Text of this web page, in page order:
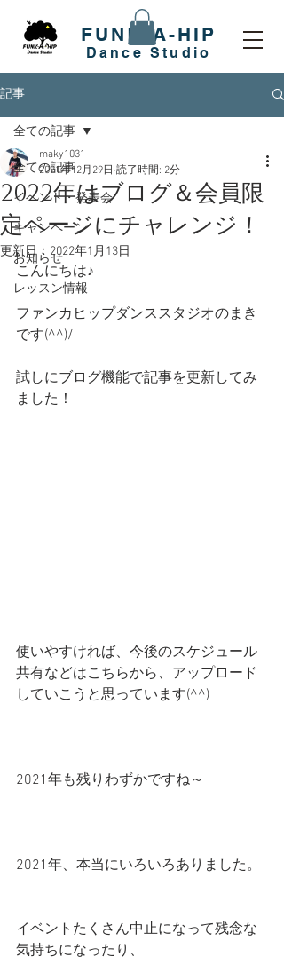
FUNK-A-HIP
​Dance Studio
記事
全ての記事
イベント・発表会
キャンペーン
お知らせ
レッスン情報
全ての記事
2022年はブログ＆会員限
定ページにチャレンジ！
maky1031
2021年12月29日 読了時間: 2分
更新日： 2022年1月13日
こんにちは♪
ファンカヒップダンススタジオのまき
です(^^)/
試しにブログ機能で記事を更新してみ
ました！
使いやすければ、今後のスケジュール
共有などはこちらから、アップロード
していこうと思っています(^^)
2021年も残りわずかですね～
2021年、本当にいろいろありました。
イベントたくさん中止になって残念な
気持ちになったり、